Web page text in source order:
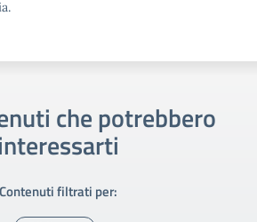
che potrebbero
Contenuti filtrati per: